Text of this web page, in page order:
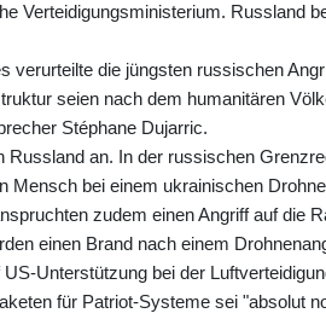
Verteidigungsministerium. Russland
verurteilte die jüngsten russischen
seien nach dem humanitären
Stéphane Dujarric.
Russland an. In der russischen
Mensch bei einem ukrainischen
zudem einen Angriff auf die
einen Brand nach einem
Unterstützung bei der
für Patriot-Systeme sei "absolut